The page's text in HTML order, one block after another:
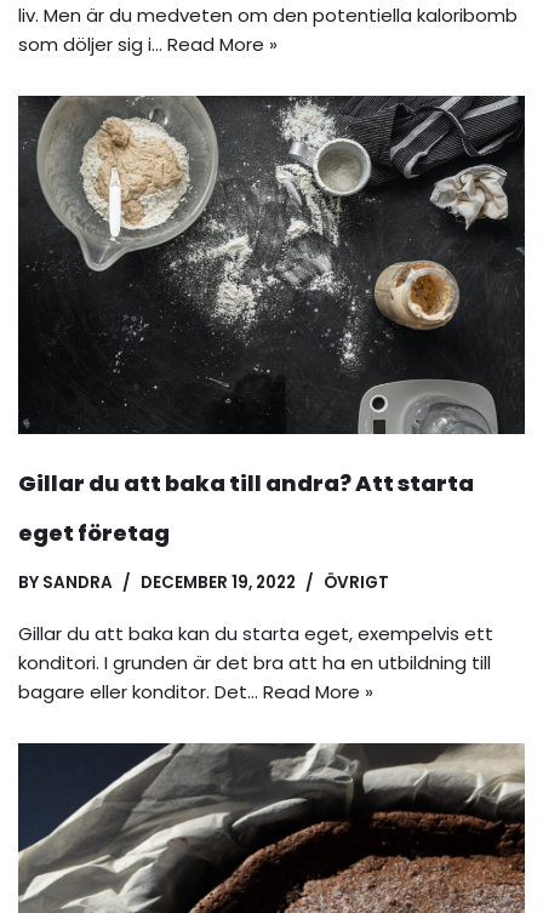
liv. Men är du medveten om den potentiella kaloribomb
som döljer sig i… Read More »
Gillar du att baka till andra? Att starta
eget företag
BY SANDRA DECEMBER 19, 2022 ÖVRIGT
Gillar du att baka kan du starta eget, exempelvis ett
konditori. I grunden är det bra att ha en utbildning till
bagare eller konditor. Det… Read More »